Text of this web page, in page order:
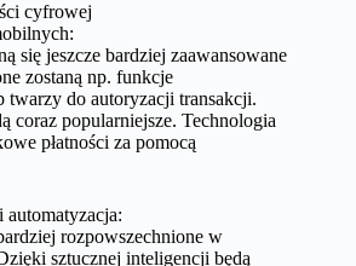
cyfrowej
się jeszcze bardziej zaawansowane
zostaną np. funkcje
twarzy do autoryzacji transakcji.
coraz popularniejsze. Technologia
płatności za pomocą
automatyzacja:
rozpowszechnione w
sztucznej inteligencji będą